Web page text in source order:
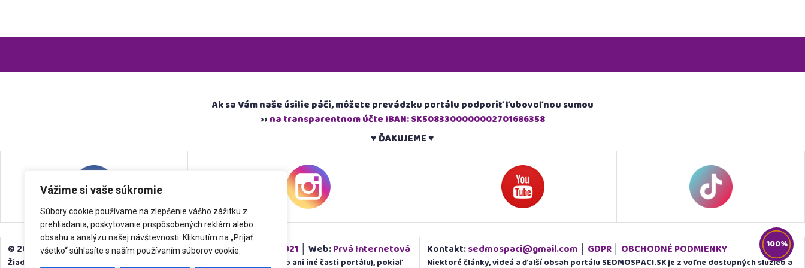
Vážime si vaše súkromie
Súbory cookie používame na zlepšenie vášho zážitku z
prehliadania, poskytovanie prispôsobených reklám alebo
obsahu a analýzu našej návštevnosti. Kliknutím na „Prijať
všetko“ súhlasíte s naším používaním súborov cookie.
100%
Ak sa Vám naše úsilie páči, môžete prevádzku portálu podporiť ľubovoľnou sumou
›› na transparentnom účte IBAN: SK5083300000002701686358
♥ ĎAKUJEME ♥
© 2025 SEDMOSPÁČI & AUTORI │Na YouTube založené v roku 2021 │ Web:Prvá Internetová
Žiadna časť autorských materiálov týchto stránok (články, audio, video ani iné časti portálu), pokiaľ
Kontakt:sedmospaci@gmail.com GDPR OBCHODNÉ PODMIENKY
Niektoré články, videá a ďalší obsah portálu SEDMOSPACI.SK je z voľne dostupných služieb a